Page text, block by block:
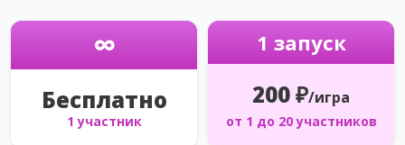
∞
Бесплатно
1 участник
1 запуск
200 ₽/игра
от 1 до 20 участников